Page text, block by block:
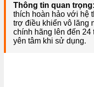
Thông tin quan trọng:
thích hoàn hảo với hệ
trợ điều khiển vô lăng
chính hãng lên đến 24
yên tâm khi sử dụng.